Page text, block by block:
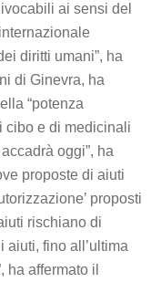
ai sensi del
diritti umani”, ha
di Ginevra, ha
“potenza
cibo e di medicinali
oggi”, ha
proposte di aiuti
proposti
rischiano di
aiuti, fino all’ultima
ha affermato il